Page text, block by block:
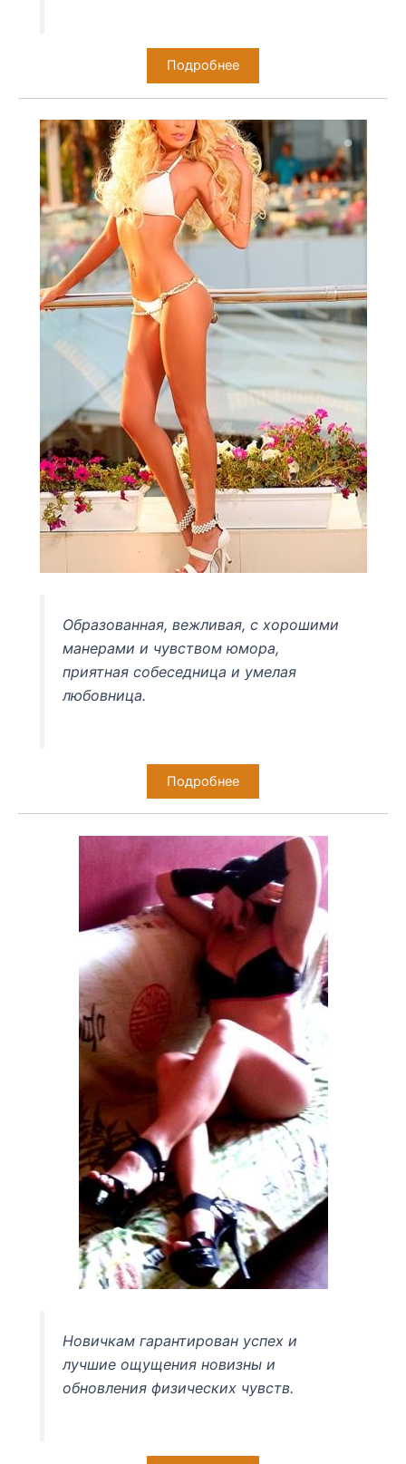
Подробнее
Образованная, вежливая, с хорошими
манерами и чувством юмора,
приятная собеседница и умелая
любовница.
Подробнее
Новичкам гарантирован успех и
лучшие ощущения новизны и
обновления физических чувств.